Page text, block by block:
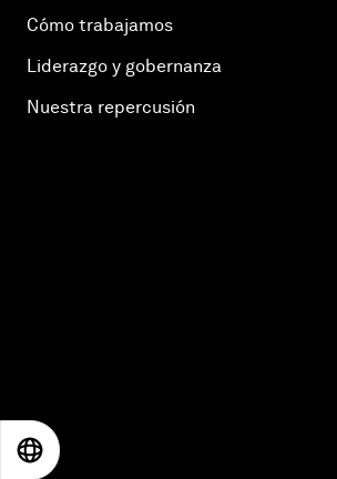
Cómo trabajamos
Liderazgo y gobernanza
Nuestra repercusión